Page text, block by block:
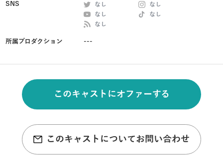
SNS
なし
なし
なし
なし
なし
所属プロダクション ---
このキャストにオファーする
このキャストについてお問い合わせ